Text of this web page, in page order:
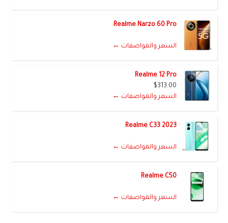
Realme Narzo 60 Pro
السعر والمواصفات ←
Realme 12 Pro
$313.00
السعر والمواصفات ←
Realme C33 2023
السعر والمواصفات ←
Realme C50
السعر والمواصفات ←